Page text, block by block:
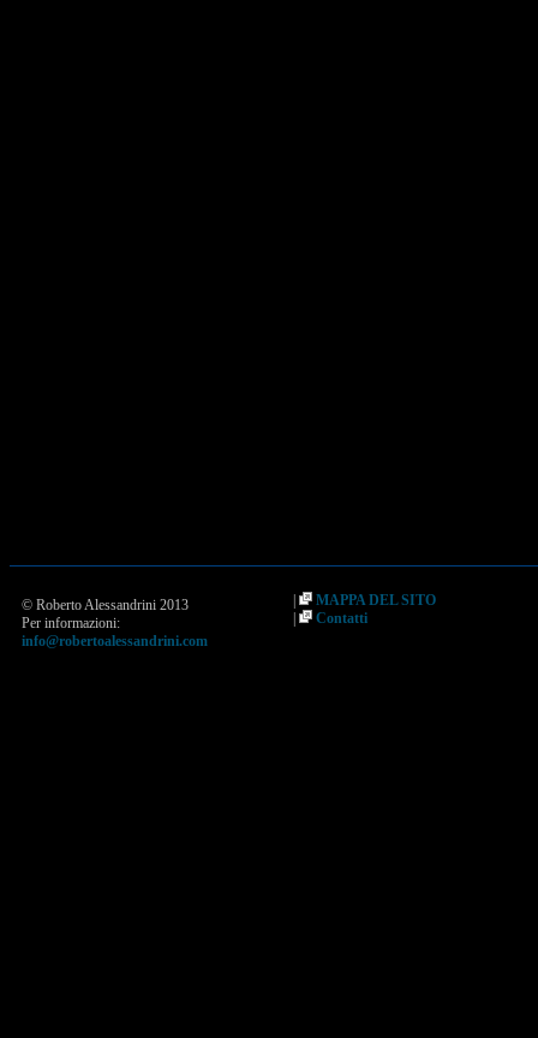
© Roberto Alessandrini 2013
Per informazioni:
info@robertoalessandrini.com
|
MAPPA DEL SITO
|
Contatti